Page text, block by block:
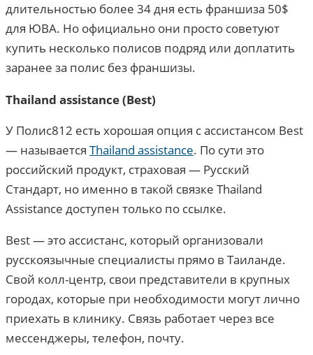
длительностью более 34 дня есть франшиза 50$
для ЮВА. Но официально они просто советуют
купить несколько полисов подряд или доплатить
заранее за полис без франшизы.
Thailand assistance (Best)
У Полис812 есть хорошая опция с ассистансом Best
— называется Thailand assistance. По сути это
российский продукт, страховая — Русский
Стандарт, но именно в такой связке Thailand
Assistance доступен только по ссылке.
Best — это ассистанс, который организовали
русскоязычные специалисты прямо в Таиланде.
Свой колл-центр, свои представители в крупных
городах, которые при необходимости могут лично
приехать в клинику. Связь работает через все
мессенджеры, телефон, почту.